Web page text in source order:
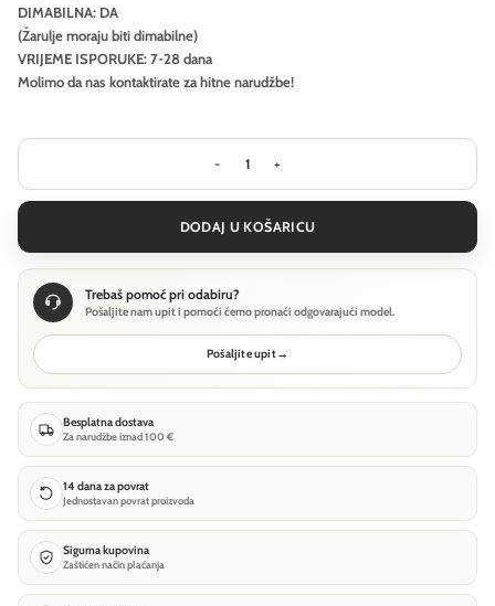
DIMABILNA: DA
(Žarulje moraju biti dimabilne)
VRIJEME ISPORUKE: 7-28 dana
Molimo da nas kontaktirate za hitne narudžbe!
Visilica Ideal Lux PEGASO SP8 -
DODAJ U KOŠARICU
Trebaš pomoć pri odabiru?
Pošaljite nam upit i pomoći ćemo pronaći odgovarajući model.
Pošaljite upit→
Besplatna dostava
Za narudžbe iznad 100 €
14 dana za povrat
Jednostavan povrat proizvoda
Sigurna kupovina
Zaštićen način plaćanja